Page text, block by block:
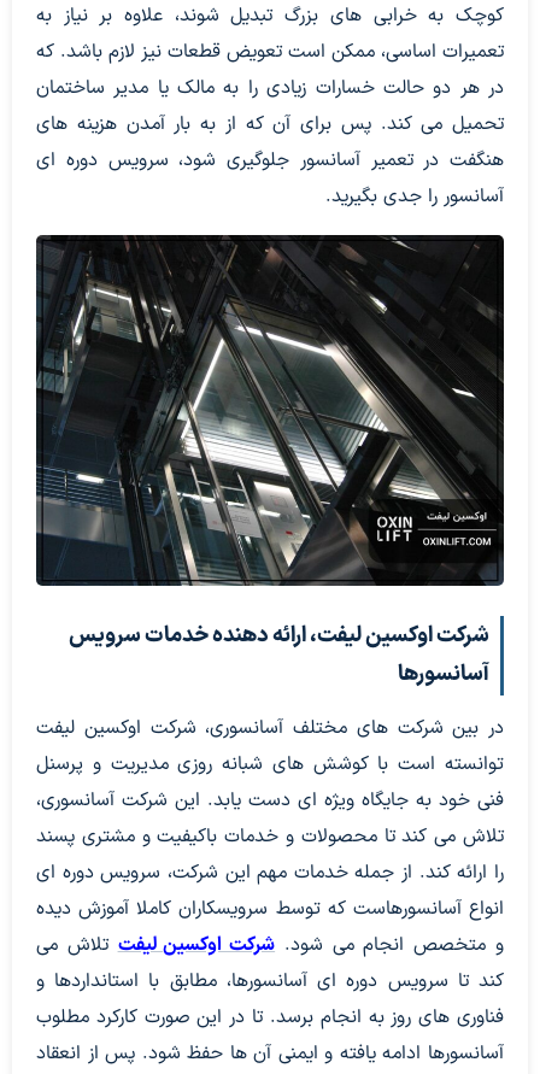
کوچک به خرابی های بزرگ تبدیل شوند، علاوه بر نیاز به
تعمیرات اساسی، ممکن است تعویض قطعات نیز لازم باشد. که
در هر دو حالت خسارات زیادی را به مالک یا مدیر ساختمان
تحمیل می کند. پس برای آن که از به بار آمدن هزینه های
هنگفت در تعمیر آسانسور جلوگیری شود، سرویس دوره ای
آسانسور را جدی بگیرید.
شرکت اوکسین لیفت، ارائه دهنده خدمات سرویس
آسانسورها
در بین شرکت های مختلف آسانسوری، شرکت اوکسین لیفت
توانسته است با کوشش های شبانه روزی مدیریت و پرسنل
فنی خود به جایگاه ویژه ای دست یابد. این شرکت آسانسوری،
تلاش می کند تا محصولات و خدمات باکیفیت و مشتری پسند
را ارائه کند. از جمله خدمات مهم این شرکت، سرویس دوره ای
انواع آسانسورهاست که توسط سرویسکاران کاملا آموزش دیده
و متخصص انجام می شود. شرکت اوکسین لیفتتلاش می
کند تا سرویس دوره ای آسانسورها، مطابق با استانداردها و
فناوری های روز به انجام برسد. تا در این صورت کارکرد مطلوب
آسانسورها ادامه یافته و ایمنی آن ها حفظ شود. پس از انعقاد